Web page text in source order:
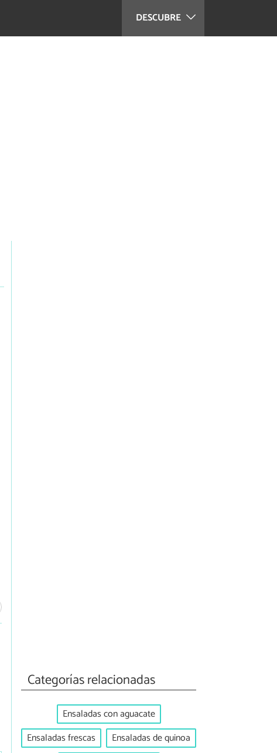
DESCUBRE
Categorías relacionadas
Ensaladas con aguacate
Ensaladas frescas
Ensaladas de quinoa